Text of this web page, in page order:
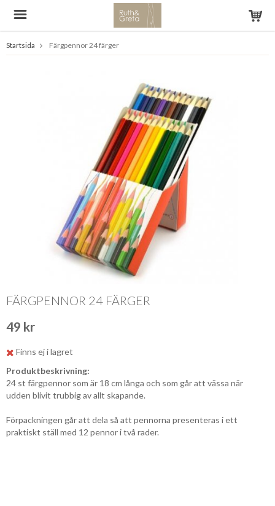
Startsida Färgpennor 24 färger
FÄRGPENNOR 24 FÄRGER
49 kr
Finns ej i lagret
Produktbeskrivning:
24 st färgpennor som är 18 cm långa och som går att vässa när
udden blivit trubbig av allt skapande.
Förpackningen går att dela så att pennorna presenteras i ett
praktiskt ställ med 12 pennor i två rader.